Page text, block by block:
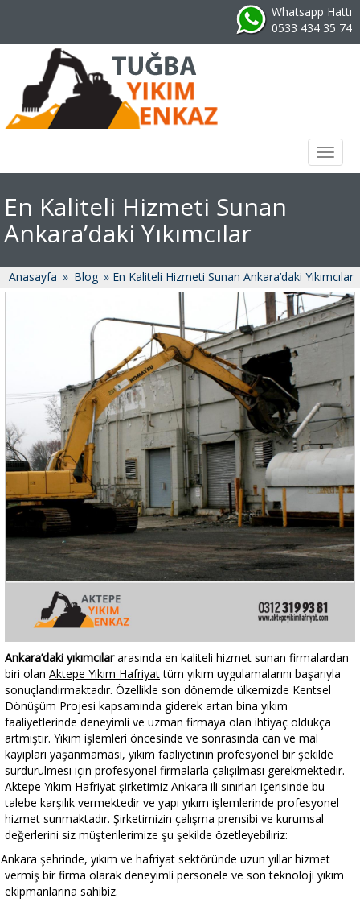
Whatsapp Hattı
0533 434 35 74
Toggle
En Kaliteli Hizmeti Sunan
Ankara’daki Yıkımcılar
Anasayfa » Blog » En Kaliteli Hizmeti Sunan Ankara’daki Yıkımcılar
Ankara’daki yıkımcılararasında en kaliteli hizmet sunan firmalardan
biri olan Aktepe Yıkım Hafriyattüm yıkım uygulamalarını başarıyla
sonuçlandırmaktadır. Özellikle son dönemde ülkemizde Kentsel
Dönüşüm Projesi kapsamında giderek artan bina yıkım
faaliyetlerinde deneyimli ve uzman firmaya olan ihtiyaç oldukça
artmıştır. Yıkım işlemleri öncesinde ve sonrasında can ve mal
kayıpları yaşanmaması, yıkım faaliyetinin profesyonel bir şekilde
sürdürülmesi için profesyonel firmalarla çalışılması gerekmektedir.
Aktepe Yıkım Hafriyat şirketimiz Ankara ili sınırları içerisinde bu
talebe karşılık vermektedir ve yapı yıkım işlemlerinde profesyonel
hizmet sunmaktadır. Şirketimizin çalışma prensibi ve kurumsal
değerlerini siz müşterilerimize şu şekilde özetleyebiliriz:
Ankara şehrinde, yıkım ve hafriyat sektöründe uzun yıllar hizmet
vermiş bir firma olarak deneyimli personele ve son teknoloji yıkım
ekipmanlarına sahibiz.